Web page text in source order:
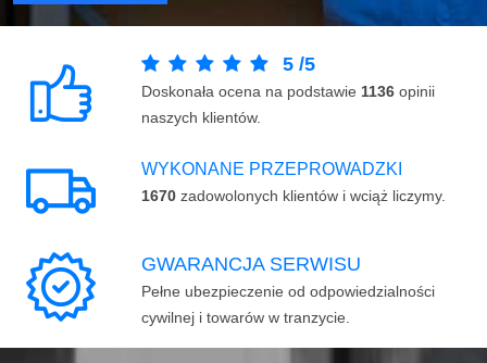
5 /5
Doskonała ocena na podstawie 1136 opinii
naszych klientów.
WYKONANE PRZEPROWADZKI
1670 zadowolonych klientów i wciąż liczymy.
GWARANCJA SERWISU
Pełne ubezpieczenie od odpowiedzialności
cywilnej i towarów w tranzycie.